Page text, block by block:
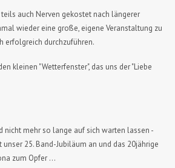
auch Nerven gekostet nach längerer
wieder eine große, eigene Veranstaltung zu
erfolgreich durchzuführen.
kleinen "Wetterfenster", das uns der "Liebe
nicht mehr so lange auf sich warten lassen -
unser 25. Band-Jubiläum an und das 20jährige
zum Opfer ...